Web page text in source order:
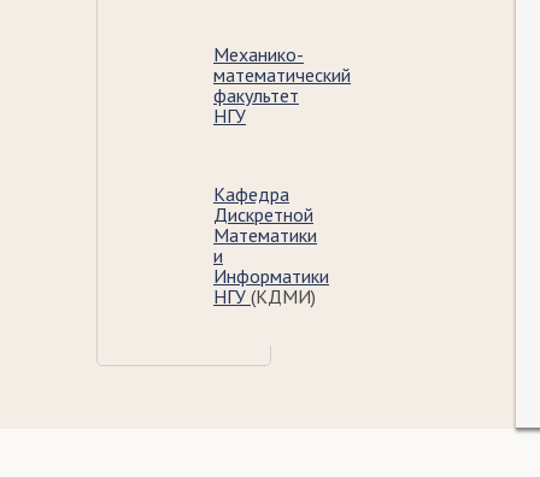
Механико-
математический
факультет
НГУ
Кафедра
Дискретной
Математики
и
Информатики
НГУ (КДМИ)